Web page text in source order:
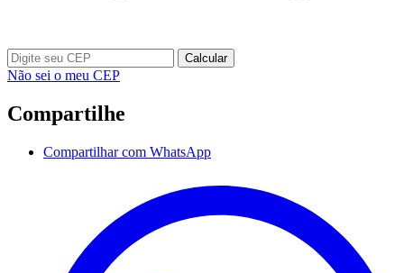
Calcular
Não sei o meu CEP
Compartilhe
Compartilhar com WhatsApp